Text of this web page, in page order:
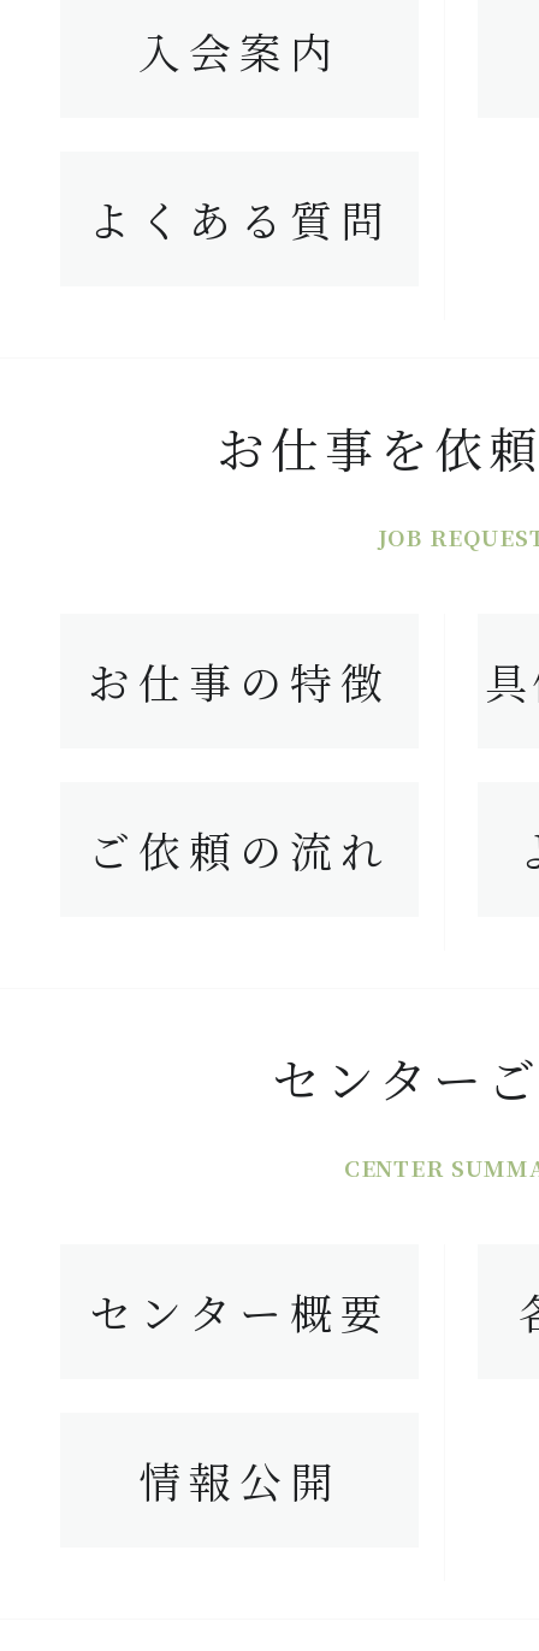
入会案内
よくある質問
お仕事を依
JOB
お仕事の特徴
ご依頼の流れ
センター
CENTER
センター概要
情報公開